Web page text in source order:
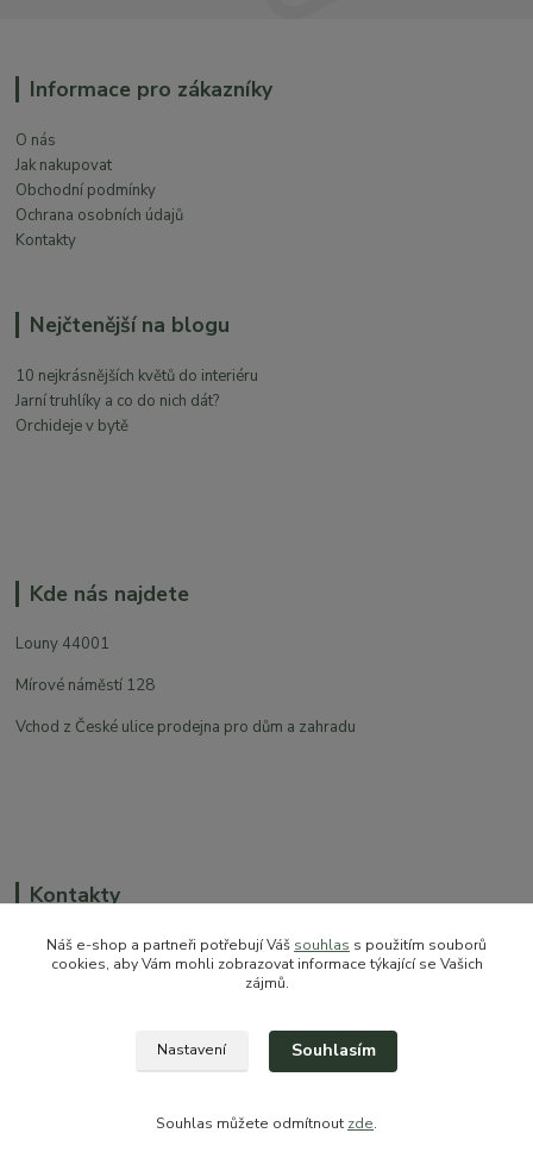
Informace pro zákazníky
O nás
Jak nakupovat
Obchodní podmínky
Ochrana osobních údajů
Kontakty
Nejčtenější na blogu
10 nejkrásnějších květů do interiéru
Jarní truhlíky a co do nich dát?
Orchideje v bytě
Kde nás najdete
Louny 44001
Mírové náměstí 128
Vchod z České ulice prodejna pro dům a zahradu
Kontakty
sales@prokytky.cz
Náš e-shop a partneři potřebují Váš souhlas s použitím souborů
cookies, aby Vám mohli zobrazovat informace týkající se Vašich
zájmů.
Nastavení Souhlasím
Souhlas můžete odmítnout zde.